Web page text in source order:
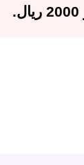
2000 ريال .